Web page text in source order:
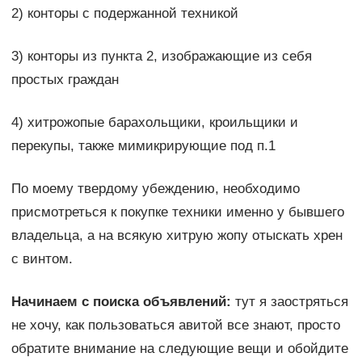
2) конторы с подержанной техникой
3) конторы из пункта 2, изображающие из себя
простых граждан
4) хитрожопые барахольщики, кроильщики и
перекупы, также мимикрирующие под п.1
По моему твердому убеждению, необходимо
присмотреться к покупке техники именно у бывшего
владельца, а на всякую хитрую жопу отыскать хрен
с винтом.
Начинаем с поиска объявлений: тут я заостряться
не хочу, как пользоваться авитой все знают, просто
обратите внимание на следующие вещи и обойдите